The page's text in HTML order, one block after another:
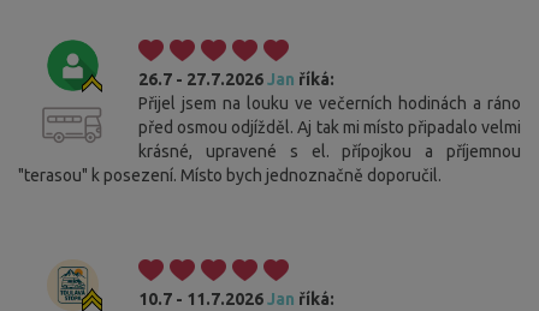
26.7 - 27.7.2026Jan říká:
Přijel jsem na louku ve večerních hodinách a ráno
před osmou odjížděl. Aj tak mi místo připadalo velmi
krásné, upravené s el. přípojkou a příjemnou
"terasou" k posezení. Místo bych jednoznačně doporučil.
10.7 - 11.7.2026Jan říká: